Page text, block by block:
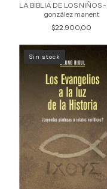
LA BIBLIA DE LOS NIÑOS
gonzález manent
$22.900,00
Sin stock